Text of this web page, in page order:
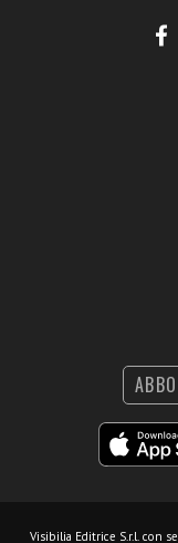
Visibilia Editrice S.r.l. con